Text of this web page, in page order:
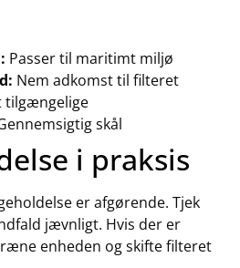
Passer til maritimt miljø
Nem adkomst til filteret
tilgængelige
skål
i praksis
er afgørende. Tjek
jævnligt. Hvis der er
enheden og skifte filteret